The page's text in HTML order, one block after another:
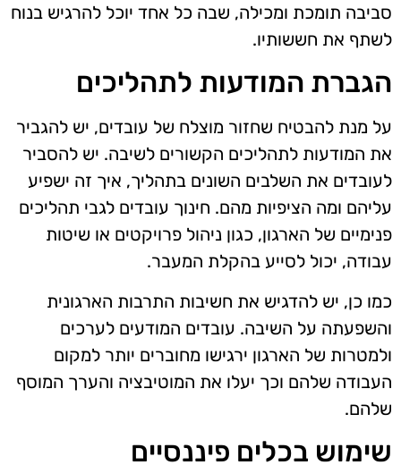
סביבה תומכת ומכילה, שבה כל אחד יוכל להרגיש בנוח
לשתף את חששותיו.
הגברת המודעות לתהליכים
על מנת להבטיח שחזור מוצלח של עובדים, יש להגביר
את המודעות לתהליכים הקשורים לשיבה. יש להסביר
לעובדים את השלבים השונים בתהליך, איך זה ישפיע
עליהם ומה הציפיות מהם. חינוך עובדים לגבי תהליכים
פנימיים של הארגון, כגון ניהול פרויקטים או שיטות
עבודה, יכול לסייע בהקלת המעבר.
כמו כן, יש להדגיש את חשיבות התרבות הארגונית
והשפעתה על השיבה. עובדים המודעים לערכים
ולמטרות של הארגון ירגישו מחוברים יותר למקום
העבודה שלהם וכך יעלו את המוטיבציה והערך המוסף
שלהם.
שימוש בכלים פיננסיים